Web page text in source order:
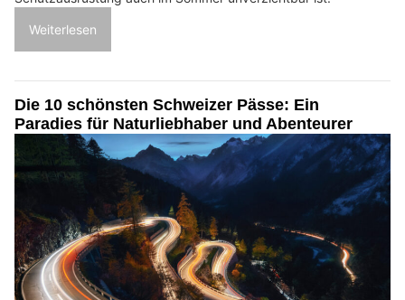
Weiterlesen
Die 10 schönsten Schweizer Pässe: Ein
Paradies für Naturliebhaber und Abenteurer